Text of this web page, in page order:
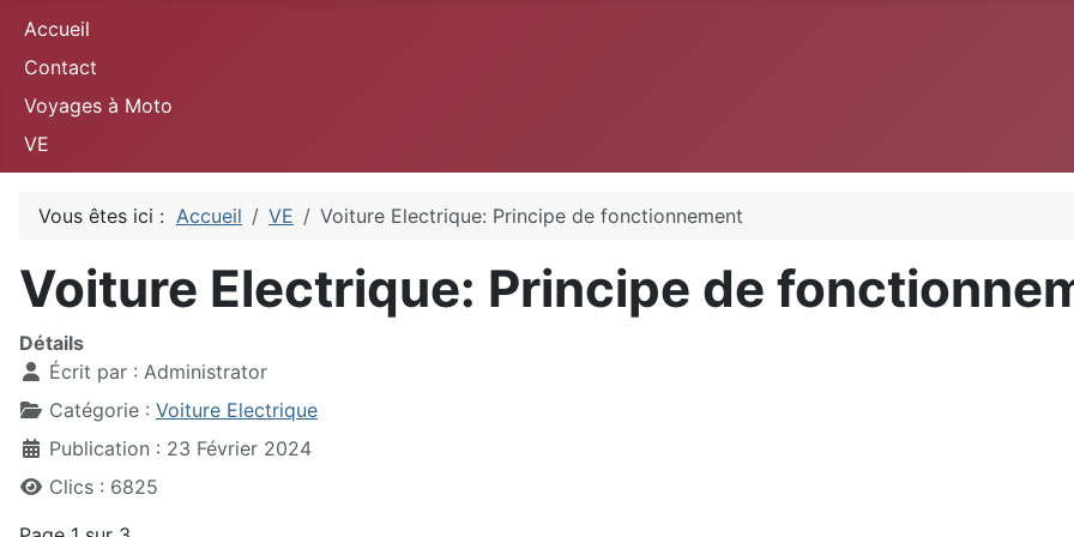
Accueil
Contact
Voyages à Moto
VE
Vous êtes ici : Accueil VE Voiture Electrique: Principe de fonctionnement
Voiture Electrique: Principe de
Détails
Écrit par : Administrator
Catégorie : Voiture Electrique
Publication : 23 Février 2024
Clics : 6825